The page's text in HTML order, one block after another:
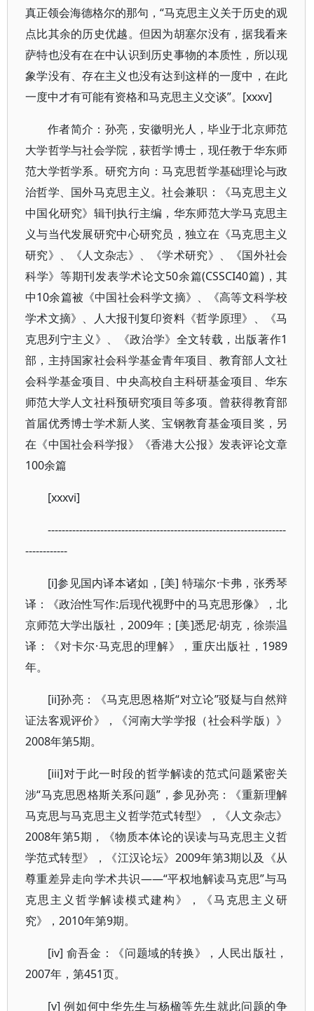
真正领会海德格尔的那句，“马克思主义关于历史的观
点比其余的历史优越。但因为胡塞尔没有，据我看来
萨特也没有在在中认识到历史事物的本质性，所以现
象学没有、存在主义也没有达到这样的一度中，在此
一度中才有可能有资格和马克思主义交谈”。[xxxv]
作者简介：孙亮，安徽明光人，毕业于北京师范
大学哲学与社会学院，获哲学博士，现任教于华东师
范大学哲学系。研究方向：马克思哲学基础理论与政
治哲学、国外马克思主义。社会兼职：《马克思主义
中国化研究》辑刊执行主编，华东师范大学马克思主
义与当代发展研究中心研究员，独立在《马克思主义
研究》、《人文杂志》、《学术研究》、《国外社会
科学》等期刊发表学术论文50余篇(CSSCI40篇)，其
中10余篇被《中国社会科学文摘》、《高等文科学校
学术文摘》、人大报刊复印资料《哲学原理》、《马
克思列宁主义》、《政治学》全文转载，出版著作1
部，主持国家社会科学基金青年项目、教育部人文社
会科学基金项目、中央高校自主科研基金项目、华东
师范大学人文社科预研究项目等多项。曾获得教育部
首届优秀博士学术新人奖、宝钢教育基金项目奖，另
在《中国社会科学报》《香港大公报》发表评论文章
100余篇
[xxxvi]
--------------------------------------------------------------------
------------
[i]参见国内译本诸如，[美] 特瑞尔·卡弗，张秀琴
译：《政治性写作:后现代视野中的马克思形像》，北
京师范大学出版社，2009年；[美]悉尼·胡克，徐崇温
译：《对卡尔·马克思的理解》，重庆出版社，1989
年。
[ii]孙亮：《马克思恩格斯“对立论”驳疑与自然辩
证法客观评价》，《河南大学学报（社会科学版）》
2008年第5期。
[iii]对于此一时段的哲学解读的范式问题紧密关
涉“马克思恩格斯关系问题”，参见孙亮：《重新理解
马克思与马克思主义哲学范式转型》，《人文杂志》
2008年第5期，《物质本体论的误读与马克思主义哲
学范式转型》，《江汉论坛》2009年第3期以及《从
尊重差异走向学术共识——“平权地解读马克思”与马
克思主义哲学解读模式建构》，《马克思主义研
究》，2010年第9期。
[iv] 俞吾金：《问题域的转换》，人民出版社，
2007年，第451页。
[v] 例如何中华先生与杨楹等先生就此问题的争